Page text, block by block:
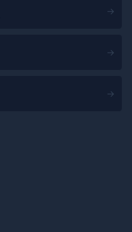
→
→
→